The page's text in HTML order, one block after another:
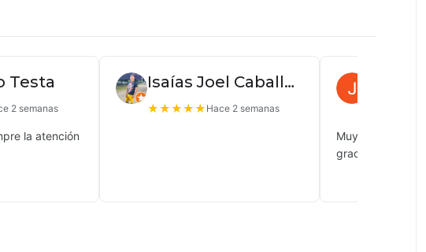
Testa
2 semanas
la atención
Isaías Joel Caballero
★★★★★ Hace 2 semanas
Muy buena
gracias